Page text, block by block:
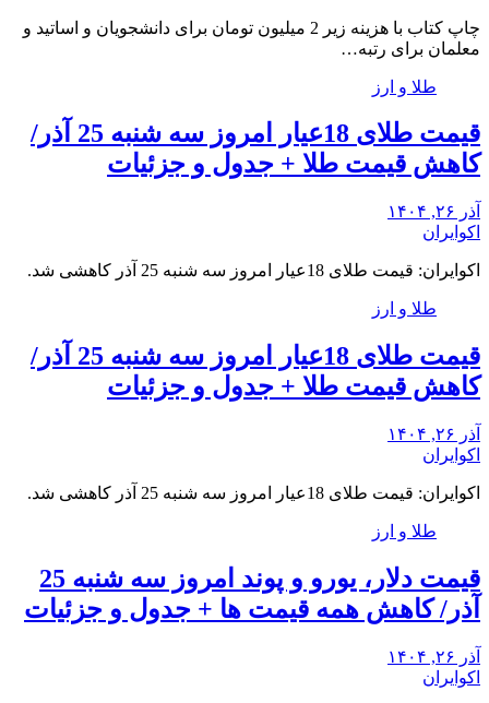
چاپ کتاب با هزینه زیر 2 میلیون تومان برای دانشجویان و اساتید و
معلمان برای رتبه…
طلا و ارز
قیمت طلای 18عیار امروز سه شنبه 25 آذر/
کاهش قیمت طلا + جدول و جزئیات
آذر ۲۶, ۱۴۰۴
اکوایران
اکوایران: قیمت طلای 18عیار امروز سه شنبه 25 آذر کاهشی شد.
طلا و ارز
قیمت طلای 18عیار امروز سه شنبه 25 آذر/
کاهش قیمت طلا + جدول و جزئیات
آذر ۲۶, ۱۴۰۴
اکوایران
اکوایران: قیمت طلای 18عیار امروز سه شنبه 25 آذر کاهشی شد.
طلا و ارز
قیمت دلار، یورو و پوند امروز سه شنبه 25
آذر/ کاهش همه قیمت ها + جدول و جزئیات
آذر ۲۶, ۱۴۰۴
اکوایران